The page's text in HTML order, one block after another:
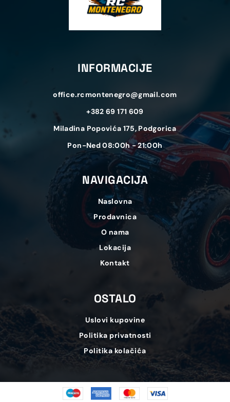
NAVIGACIJA
Naslovna
Prodavnica
O nama
Lokacija
Kontakt
INFORMACIJE
office.rcmontenegro@gmail.com
+382 69 171 609
Miladina Popovića 175, Podgorica
Pon-Ned 08:00h - 21:00h
OSTALO
Uslovi kupovine
Politika privatnosti
Politika kolačića